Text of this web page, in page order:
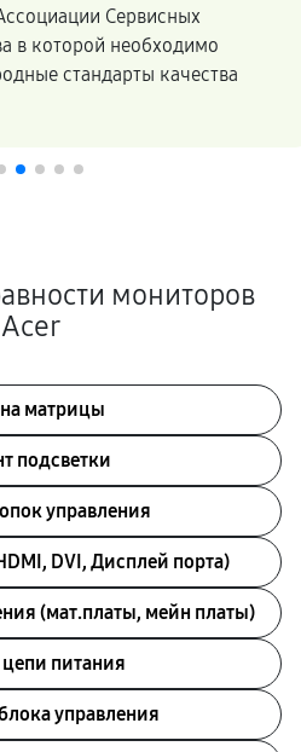
Сервисных
в которой необходимо
стандарты качества
мониторов
Acer
матрицы
подсветки
управления
DVI, Дисплей порта)
(мат.платы, мейн платы)
питания
управления